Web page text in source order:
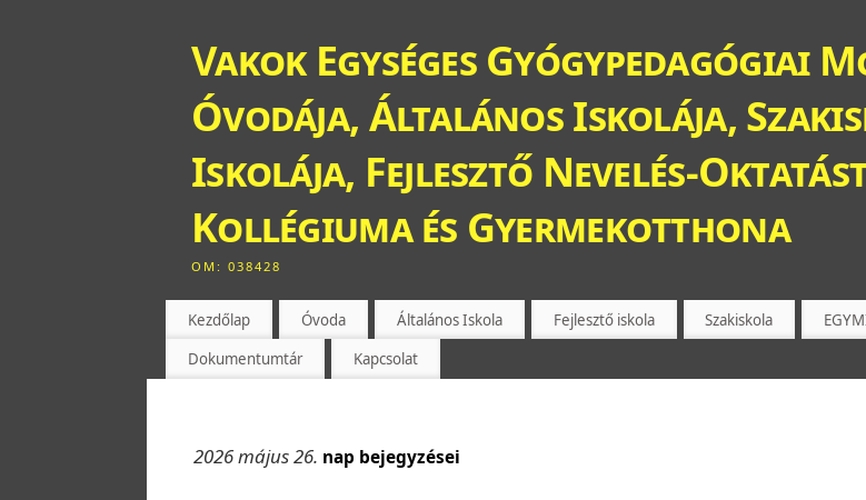
Vakok Egységes Gyógypedagógiai
Óvodája, Általános Iskolája,
Iskolája, Fejlesztő Nevelés-
Kollégiuma és Gyermekotthona
OM: 038428
Kezdőlap Óvoda Általános Iskola Fejlesztő iskola Szakiskola
Dokumentumtár
Kapcsolat
2026 május 26. nap bejegyzései